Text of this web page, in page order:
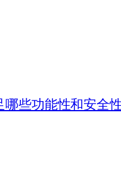
些功能性和安全